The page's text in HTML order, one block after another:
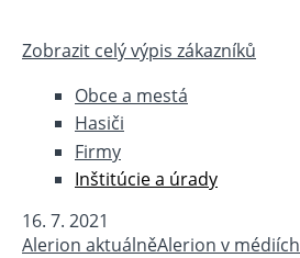
Zobrazit celý výpis zákazníků
Obce a mestá
Hasiči
Firmy
Inštitúcie a úrady
16. 7. 2021
Alerion aktuálněAlerion v médiích